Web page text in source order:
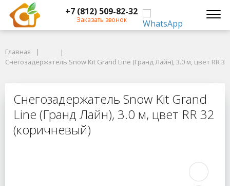
+7 (812) 509-82-32
Заказать звонок
Снегозадержатель Snow Kit Grand Line (Гранд Лайн), 3.0 м, цвет RR 32
Снегозадержатель Snow Kit
Главная
Снегозадержатель Snow Kit Grand Line (Гранд Лайн), 3.0 м, цвет RR
Снегозадержатель Snow Kit Grand
Line (Гранд Лайн), 3.0 м, цвет RR 32
(коричневый)